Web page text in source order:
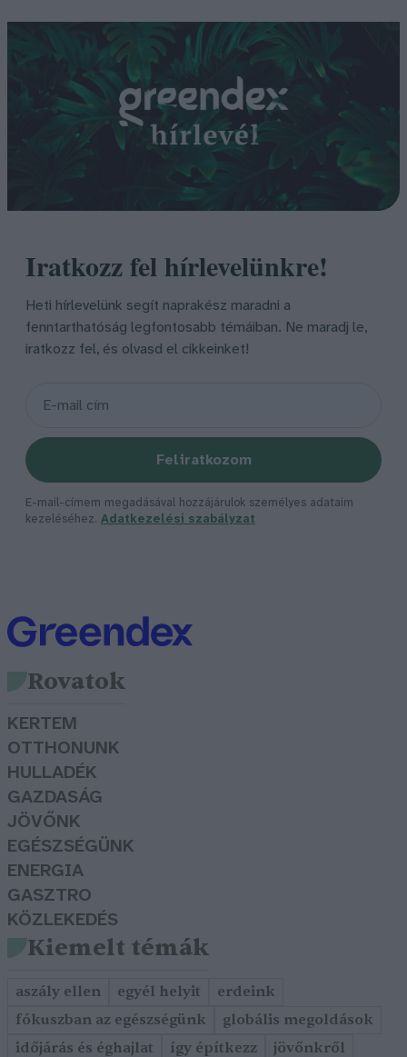
Iratkozz fel hírlevelünkre!
Heti hírlevelünk segít naprakész maradni a
fenntarthatóság legfontosabb témáiban. Ne maradj le,
iratkozz fel, és olvasd el cikkeinket!
Feliratkozom
E-mail-címem megadásával hozzájárulok személyes adataim
kezeléséhez. Adatkezelési szabályzat
Rovatok
KERTEM
OTTHONUNK
HULLADÉK
GAZDASÁG
JÖVŐNK
EGÉSZSÉGÜNK
ENERGIA
GASZTRO
KÖZLEKEDÉS
Kiemelt témák
aszály ellen egyél helyit
erdeink
fókuszban az egészségünk
globális megoldások
időjárás és éghajlat
így építkezz jövőnkről